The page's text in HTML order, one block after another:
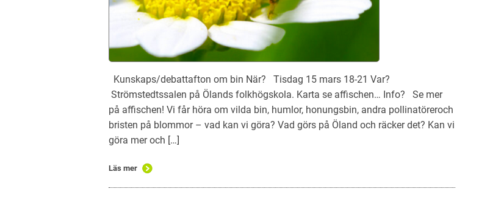
Kunskaps/debattafton om bin När? Tisdag 15 mars 18-21 Var?
Strömstedtssalen på Ölands folkhögskola. Karta se affischen… Info? Se mer
på affischen! Vi får höra om vilda bin, humlor, honungsbin, andra pollinatöreroch
bristen på blommor – vad kan vi göra? Vad görs på Öland och räcker det? Kan vi
göra mer och […]
Läs mer